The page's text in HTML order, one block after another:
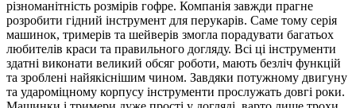
різноманітність розмірів гофре. Компанія завжди прагне
розробити гідний інструмент для перукарів. Саме тому серія
машинок, тримерів та шейверів змогла порадувати багатьох
любителів краси та правильного догляду. Всі ці інструменти
здатні виконати великий обсяг роботи, мають безліч функцій
та зроблені найякіснішим чином. Завдяки потужному двигуну
та удароміцному корпусу інструменти прослужать довгі роки.